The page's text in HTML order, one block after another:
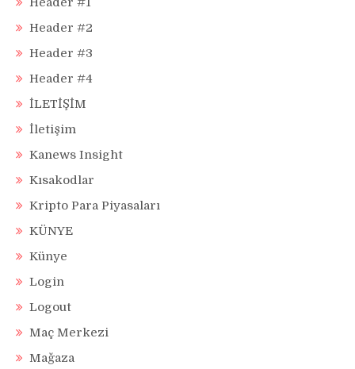
Header #2
Header #3
Header #4
İLETİŞİM
İletişim
Kanews Insight
Kısakodlar
Kripto Para Piyasaları
KÜNYE
Künye
Login
Logout
Maç Merkezi
Mağaza